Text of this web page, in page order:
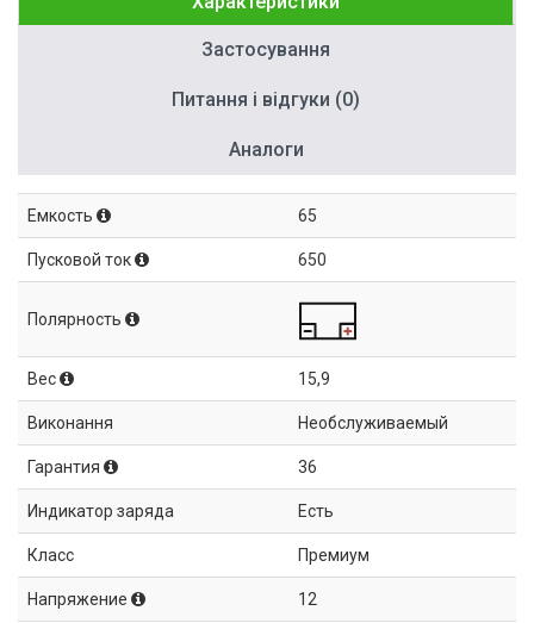
Застосування
Питання і відгуки (0)
Аналоги
Емкость 65
Пусковой ток 650
Полярность
Вес 15,9
Виконання Необслуживаемый
Гарантия 36
Индикатор заряда Есть
Класс Премиум
Напряжение 12